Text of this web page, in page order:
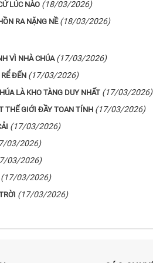
LÚC NÀO (18/03/2026)
RA NẶNG NỀ (18/03/2026)
VÌ NHÀ CHÚA (17/03/2026)
ĐẾN (17/03/2026)
LÀ KHO TÀNG DUY NHẤT (17/03/2026)
THẾ GIỚI ĐẦY TOAN TÍNH (17/03/2026)
(17/03/2026)
03/2026)
03/2026)
(17/03/2026)
(17/03/2026)